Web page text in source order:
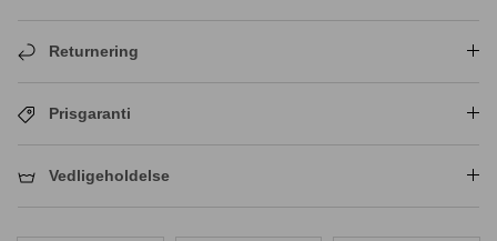
Returnering
Prisgaranti
Vedligeholdelse